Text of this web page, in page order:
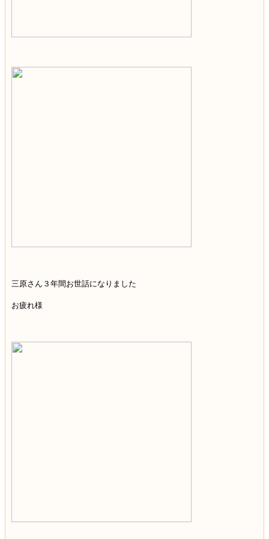
三原さん３年間お世話になりました
お疲れ様